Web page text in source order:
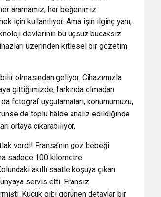
aramamız, her beğenimiz
için kullanılıyor. Ama işin ilginç yanı,
devlerinin bu uçsuz bucaksız
üzerinden kitlesel bir gözetim
olmasından geliyor. Cihazımızla
gittiğimizde, farkında olmadan
fotoğraf uygulamaları; konumumuzu,
de toplu hâlde analiz edildiğinde
ortaya çıkarabiliyor.
verdi! Fransa’nın göz bebeği
sadece 100 kilometre
akıllı saatle koşuya çıkan
servis etti. Fransız
Küçük gibi görünen detaylar bir